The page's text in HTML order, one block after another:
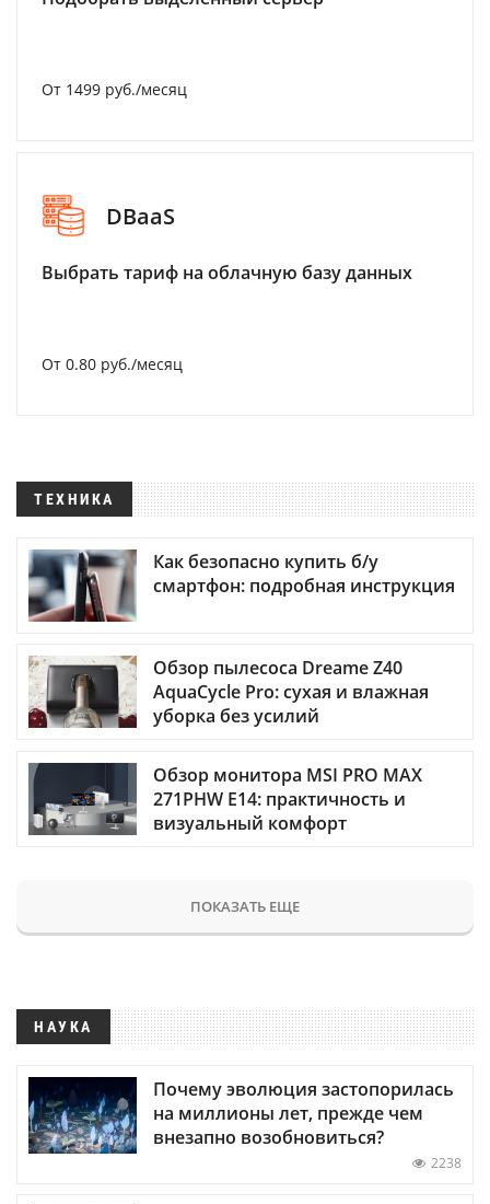
От 1499 руб./месяц
DBaaS
Выбрать тариф на облачную базу данных
От 0.80 руб./месяц
ТЕХНИКА
Как безопасно купить б/у
смартфон: подробная инструкция
Обзор пылесоса Dreame Z40
AquaCycle Pro: сухая и влажная
уборка без усилий
Обзор монитора MSI PRO MAX
271PHW E14: практичность и
визуальный комфорт
ПОКАЗАТЬ ЕЩЕ
НАУКА
Почему эволюция застопорилась
на миллионы лет, прежде чем
внезапно возобновиться?
2238